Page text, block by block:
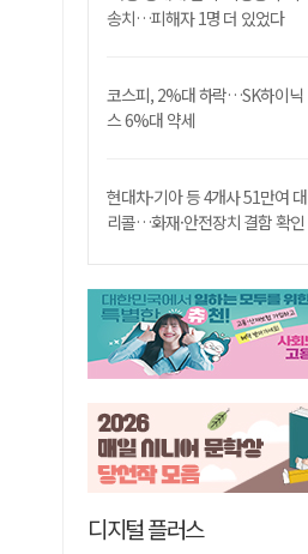
송치…피해자 1명 더 있었다
코스피, 2%대 하락…SK하이닉
스 6%대 약세
현대차·기아 등 4개사 51만여 대
리콜…화재·안전장치 결함 확인
디지털 플러스